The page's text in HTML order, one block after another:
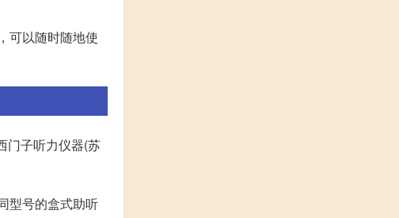
可以随时随地使
门子听力仪器(苏
型号的盒式助听